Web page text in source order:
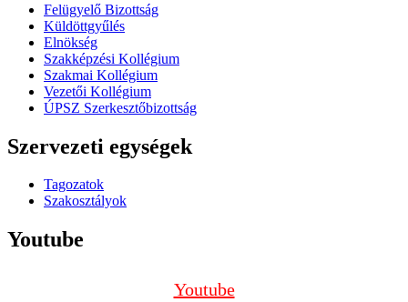
Felügyelő Bizottság
Küldöttgyűlés
Elnökség
Szakképzési Kollégium
Szakmai Kollégium
Vezetői Kollégium
ÚPSZ Szerkesztőbizottság
Szervezeti egységek
Tagozatok
Szakosztályok
Youtube
Youtube